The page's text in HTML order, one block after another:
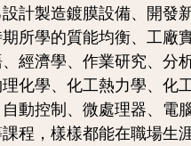
計製造鍍膜設備、開發
所學的質能均衡、工廠
經濟學、作業研究、分
化學、化工熱力學、化
動控制、微處理器、電
程，樣樣都能在職場生